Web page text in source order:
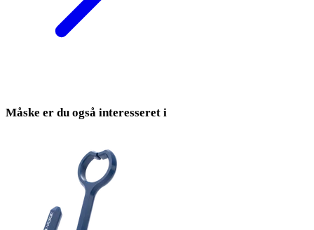
Måske er du også interesseret i